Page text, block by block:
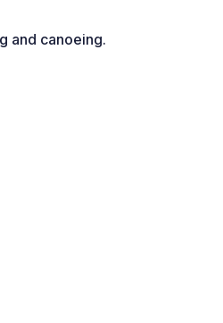
and canoeing.